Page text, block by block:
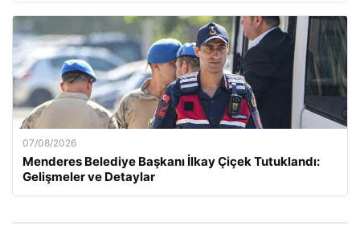
07/08/2026
Menderes Belediye Başkanı İlkay Çiçek Tutuklandı:
Gelişmeler ve Detaylar